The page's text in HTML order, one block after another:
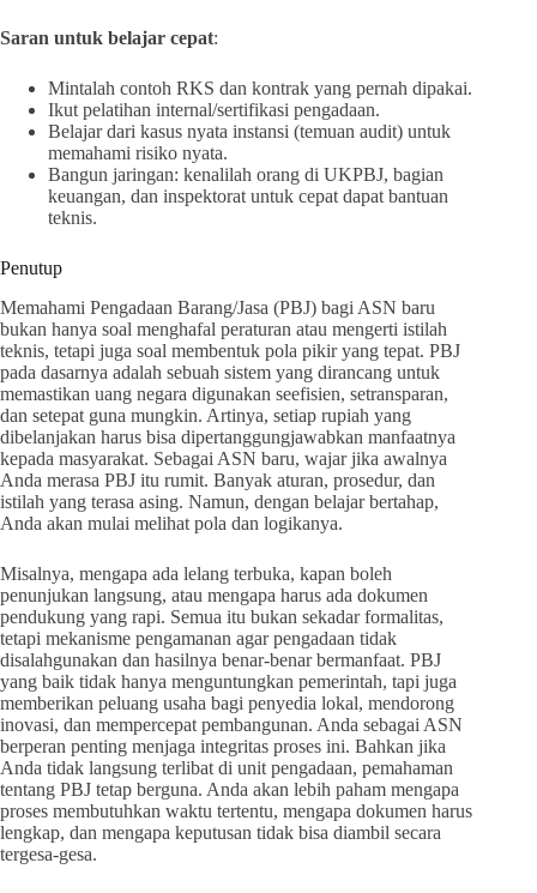
Saran untuk belajar cepat:
Mintalah contoh RKS dan kontrak yang pernah dipakai.
Ikut pelatihan internal/sertifikasi pengadaan.
Belajar dari kasus nyata instansi (temuan audit) untuk
memahami risiko nyata.
Bangun jaringan: kenalilah orang di UKPBJ, bagian
keuangan, dan inspektorat untuk cepat dapat bantuan
teknis.
Penutup
Memahami Pengadaan Barang/Jasa (PBJ) bagi ASN baru
bukan hanya soal menghafal peraturan atau mengerti istilah
teknis, tetapi juga soal membentuk pola pikir yang tepat. PBJ
pada dasarnya adalah sebuah sistem yang dirancang untuk
memastikan uang negara digunakan seefisien, setransparan,
dan setepat guna mungkin. Artinya, setiap rupiah yang
dibelanjakan harus bisa dipertanggungjawabkan manfaatnya
kepada masyarakat. Sebagai ASN baru, wajar jika awalnya
Anda merasa PBJ itu rumit. Banyak aturan, prosedur, dan
istilah yang terasa asing. Namun, dengan belajar bertahap,
Anda akan mulai melihat pola dan logikanya.
Misalnya, mengapa ada lelang terbuka, kapan boleh
penunjukan langsung, atau mengapa harus ada dokumen
pendukung yang rapi. Semua itu bukan sekadar formalitas,
tetapi mekanisme pengamanan agar pengadaan tidak
disalahgunakan dan hasilnya benar-benar bermanfaat. PBJ
yang baik tidak hanya menguntungkan pemerintah, tapi juga
memberikan peluang usaha bagi penyedia lokal, mendorong
inovasi, dan mempercepat pembangunan. Anda sebagai ASN
berperan penting menjaga integritas proses ini. Bahkan jika
Anda tidak langsung terlibat di unit pengadaan, pemahaman
tentang PBJ tetap berguna. Anda akan lebih paham mengapa
proses membutuhkan waktu tertentu, mengapa dokumen harus
lengkap, dan mengapa keputusan tidak bisa diambil secara
tergesa-gesa.